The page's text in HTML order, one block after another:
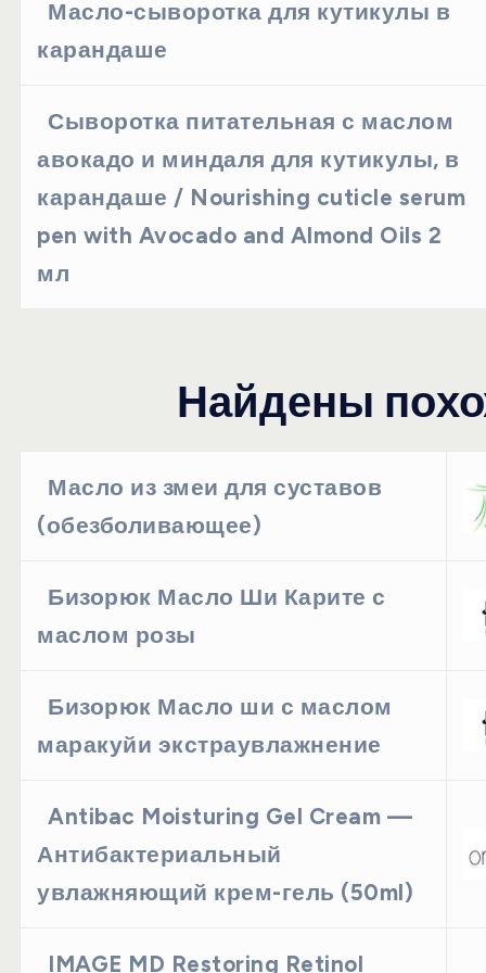
Масло-сыворотка для кутикулы в
карандаше
Сыворотка питательная с маслом
авокадо и миндаля для кутикулы, в
карандаше / Nourishing cuticle serum
pen with Avocado and Almond Oils 2
мл
Найдены
Масло из змеи для суставов
(обезболивающее)
Бизорюк Масло Ши Карите с
маслом розы
Бизорюк Масло ши с маслом
маракуйи экстраувлажнение
Antibac Moisturing Gel Cream —
Антибактериальный
увлажняющий крем-гель (50ml)
IMAGE MD Restoring Retinol